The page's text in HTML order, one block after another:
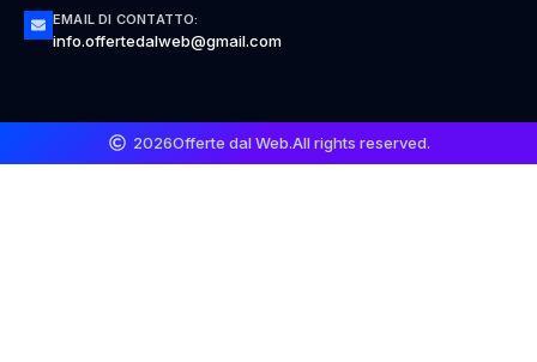
EMAIL DI CONTATTO:
info.offertedalweb@gmail.com
2026Offerte dal Web.All rights reserved.